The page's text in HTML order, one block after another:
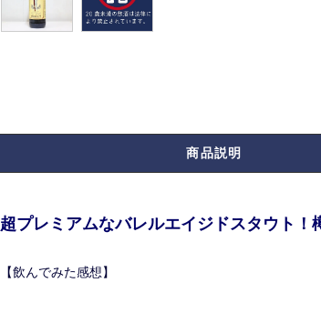
商品説明
超プレミアムなバレルエイジドスタウト
【飲んでみた感想】